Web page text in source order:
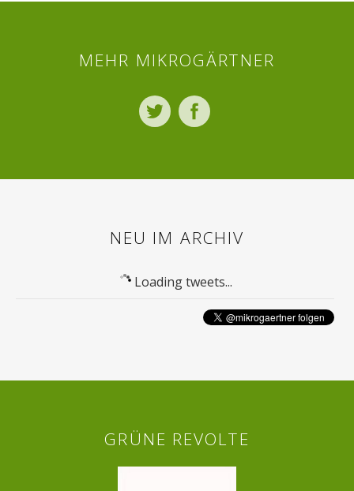
MEHR MIKROGÄRTNER
Twitter
NEU IM ARCHIV
Loading tweets...
GRÜNE REVOLTE